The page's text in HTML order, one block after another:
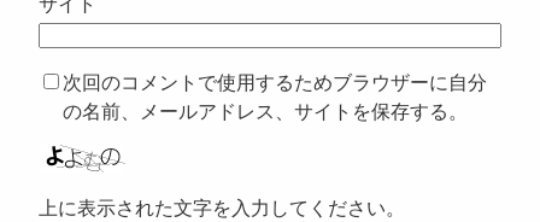
次回のコメントで使用するためブラウザーに自分
の名前、メールアドレス、サイトを保存する。
上に表示された文字を入力してください。